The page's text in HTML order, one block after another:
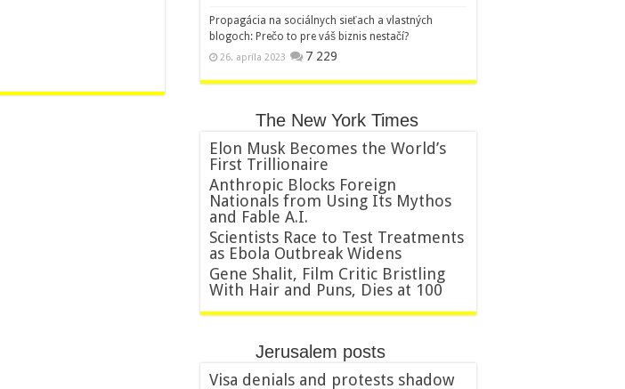
Propagácia na sociálnych sieťach a vlastných
blogoch: Prečo to pre váš biznis nestačí?
26. apríla 2023 7 229
The New York Times
Elon Musk Becomes the World’s
First Trillionaire
Anthropic Blocks Foreign
Nationals from Using Its Mythos
and Fable A.I.
Scientists Race to Test Treatments
as Ebola Outbreak Widens
Gene Shalit, Film Critic Bristling
With Hair and Puns, Dies at 100
Jerusalem posts
Visa denials and protests shadow